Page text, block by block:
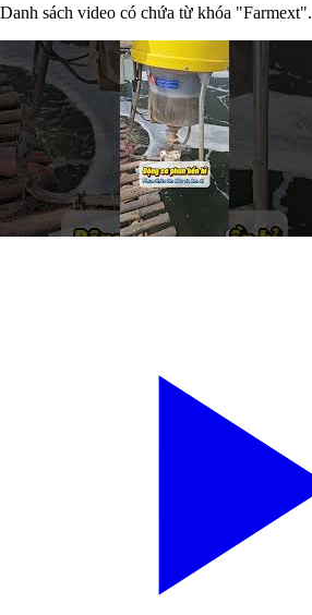
Danh sách video có chứa từ khóa "Farmext".